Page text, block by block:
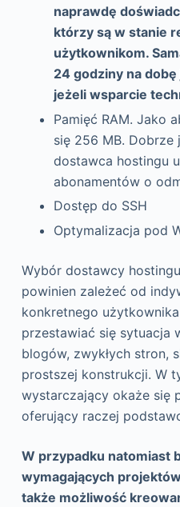
naprawdę
którzy są w stanie
użytkownikom.
24 godziny na
jeżeli wsparcie
Pamięć RAM. Jako
się 256 MB. Dobrze
dostawca hostingu
abonamentów o
Dostęp do SSH
Optymalizacja pod
Wybór dostawcy
powinien zależeć od
konkretnego
przestawiać się sytuacja
blogów, zwykłych stron,
prostszej konstrukcji. W
wystarczający okaże się
oferujący raczej
W przypadku natomiast
wymagających
także możliwość